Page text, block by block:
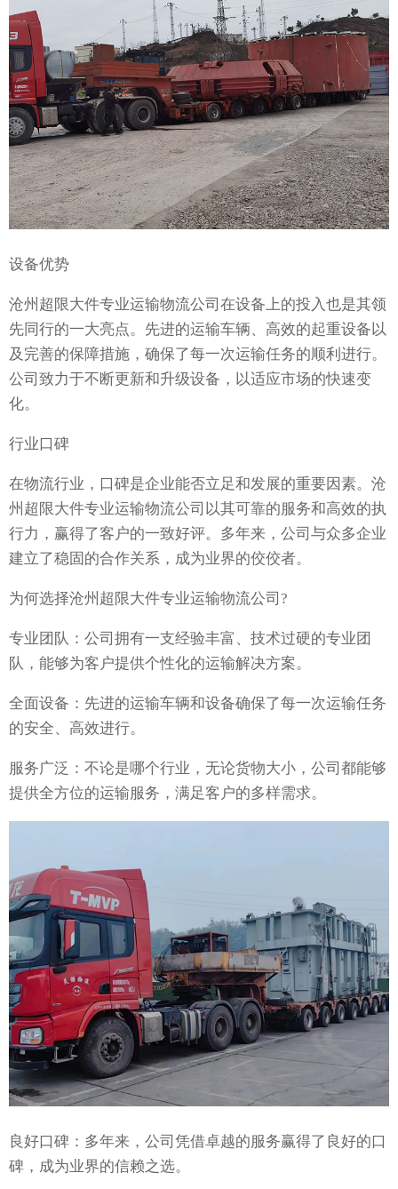
设备优势
沧州超限大件专业运输物流公司在设备上的投入也是其领
先同行的一大亮点。先进的运输车辆、高效的起重设备以
及完善的保障措施，确保了每一次运输任务的顺利进行。
公司致力于不断更新和升级设备，以适应市场的快速变
化。
行业口碑
在物流行业，口碑是企业能否立足和发展的重要因素。沧
州超限大件专业运输物流公司以其可靠的服务和高效的执
行力，赢得了客户的一致好评。多年来，公司与众多企业
建立了稳固的合作关系，成为业界的佼佼者。
为何选择沧州超限大件专业运输物流公司?
专业团队：公司拥有一支经验丰富、技术过硬的专业团
队，能够为客户提供个性化的运输解决方案。
全面设备：先进的运输车辆和设备确保了每一次运输任务
的安全、高效进行。
服务广泛：不论是哪个行业，无论货物大小，公司都能够
提供全方位的运输服务，满足客户的多样需求。
良好口碑：多年来，公司凭借卓越的服务赢得了良好的口
碑，成为业界的信赖之选。